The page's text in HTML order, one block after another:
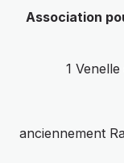
Association
1
anciennement